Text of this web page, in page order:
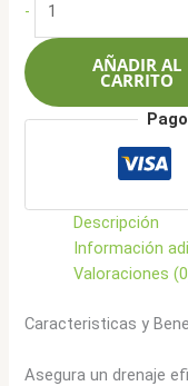
-
245/45R19
102W
cantidad
AÑADIR AL
CARRITO
Descripción
Información
Valoraciones
Caracteristicas y
Asegura un drenaje